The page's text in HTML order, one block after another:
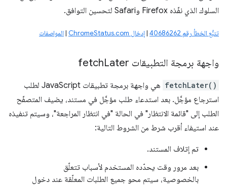
السلوك الذي نفّذه Firefox وSafari لتحسين التوافق.
تتبُّع الخطأ رقم 40686262 |إدخال ChromeStatus.com |المواصفات
واجهة برمجة التطبيقات fetch Later
fetchLater()
هي واجهة برمجة تطبيقات JavaScript لطلب
استرجاع مؤجَّل. بعد استدعاء طلب مؤجَّل في مستند، يضيف المتصفّح
الطلب إلى "قائمة الانتظار" في الحالة "في انتظار المراجعة"، وسيتم تنفيذه
عند استيفاء أقرب شرط من الشروط التالية:
تم إتلاف المستند.
بعد مرور وقت يحدّده المستخدم لأسباب تتعلّق
بالخصوصية، سيتم محو جميع الطلبات المعلّقة عند دخول